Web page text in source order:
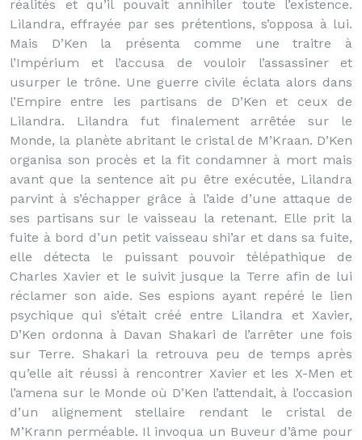
réalités et qu’il pouvait annihiler toute l’existence.
Lilandra, effrayée par ses prétentions, s’opposa à lui.
Mais D’Ken la présenta comme une traitre à
l’Impérium et l’accusa de vouloir l’assassiner et
usurper le trône. Une guerre civile éclata alors dans
l’Empire entre les partisans de D’Ken et ceux de
Lilandra. Lilandra fut finalement arrêtée sur le
Monde, la planète abritant le cristal de M’Kraan. D’Ken
organisa son procès et la fit condamner à mort mais
avant que la sentence ait pu être exécutée, Lilandra
parvint à s’échapper grâce à l’aide d’une attaque de
ses partisans sur le vaisseau la retenant. Elle prit la
fuite à bord d’un petit vaisseau shi’ar et dans sa fuite,
elle détecta le puissant pouvoir télépathique de
Charles Xavier et le suivit jusque la Terre afin de lui
réclamer son aide. Ses espions ayant repéré le lien
psychique qui s’était créé entre Lilandra et Xavier,
D’Ken ordonna à Davan Shakari de l’arrêter une fois
sur Terre. Shakari la retrouva peu de temps après
qu’elle ait réussi à rencontrer Xavier et les X-Men et
l’amena sur le Monde où D’Ken l’attendait, à l’occasion
d’un alignement stellaire rendant le cristal de
M’Krann perméable. Il invoqua un Buveur d’âme pour